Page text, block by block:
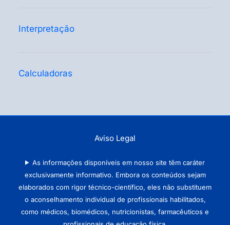
Interpretação
Calculadoras
Aviso Legal
As informações disponíveis em nosso site têm caráter
exclusivamente informativo. Embora os conteúdos sejam
elaborados com rigor técnico-científico, eles não substituem
o aconselhamento individual de profissionais habilitados,
como médicos, biomédicos, nutricionistas, farmacêuticos e